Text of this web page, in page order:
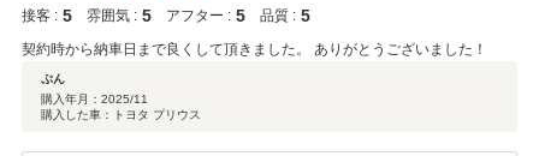
接客 : 5 雰囲気 : 5 アフター : 5 品質 : 5
契約時から納車日まで良くして頂きました。 ありがとうございました！
ぷん
購入年月： 2025/11
購入した車：トヨタ プリウス